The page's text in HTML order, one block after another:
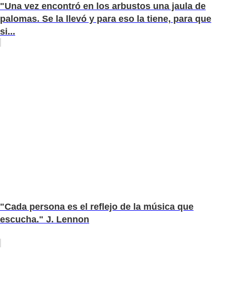
"Una vez encontró en los arbustos una jaula de
palomas. Se la llevó y para eso la tiene, para que
si...
"Cada persona es el reflejo de la música que
escucha." J. Lennon